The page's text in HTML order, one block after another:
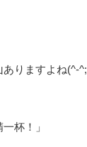
りますよね(^-^;
杯！」